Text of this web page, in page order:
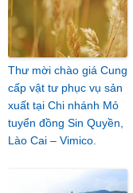
Thư mời chào giá Cung
cấp vật tư phục vụ sản
xuất tại Chi nhánh Mỏ
tuyển đồng Sin Quyền,
Lào Cai – Vimico.